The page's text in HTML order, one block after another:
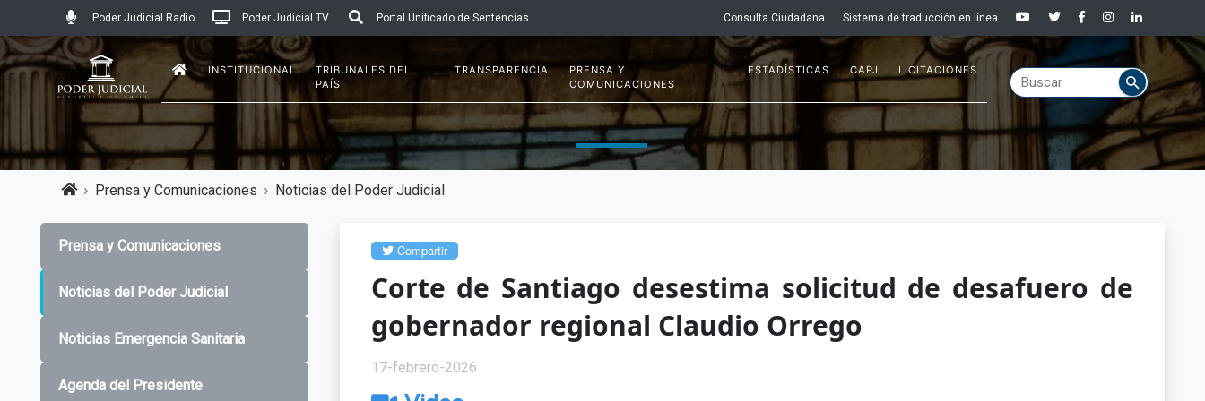
Poder Judicial Radio Poder Judicial TV Portal Unificado de Sentencias Consulta Ciudadana Sistema de traducción en línea
INSTITUCIONAL
TRIBUNALES DEL
PAÍS
TRANSPARENCIA
PRENSA Y
COMUNICACIONES
ESTADÍSTICAS CAPJ LICITACIONES
Prensa y Comunicaciones Noticias del Poder Judicial
Prensa y Comunicaciones
Noticias del Poder Judicial
Noticias Emergencia Sanitaria
Agenda del Presidente
Compartir
Corte de Santiago desestima solicitud de desafuero de
gobernador regional Claudio Orrego
17-febrero-2026